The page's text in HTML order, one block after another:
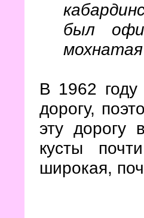
был
В 1962
дорогу,
эту дорогу
кусты
широкая,